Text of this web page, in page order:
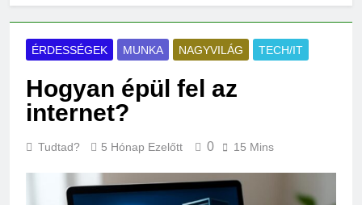
vérnyomás?
Hogyan kell glettelni?
babát?
Mennyi cement kell?
2 Nap Ezelőtt
ÉRDESSÉGEK MUNKA NAGYVILÁG TECH/IT
Hogyan épül fel az
internet?
Tudtad? 5 Hónap Ezelőtt 0 15 Mins